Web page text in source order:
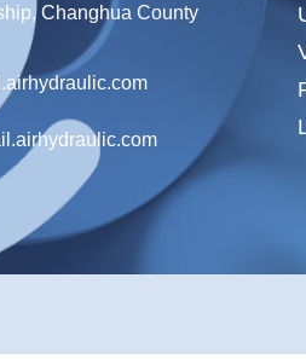
,Changhua County